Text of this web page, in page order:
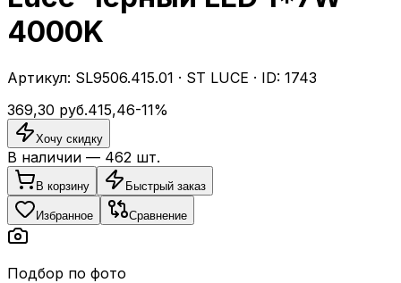
4000K
Артикул: SL9506.415.01 · ST LUCE · ID: 1743
369,30 руб.415,46-11%
Хочу скидку
В наличии — 462 шт.
В корзину Быстрый заказ
Избранное Сравнение
Подбор по фото